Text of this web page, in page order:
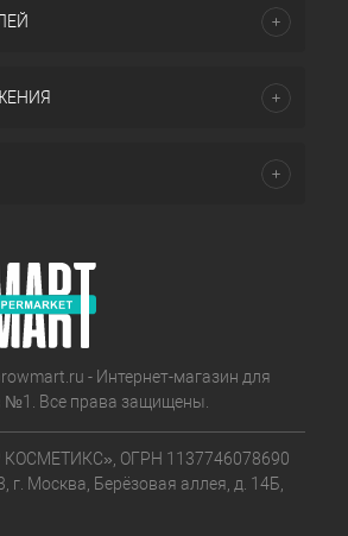
- Интернет-магазин для
№1. Все права защищены.
ОГРН 1137746078690
г. Москва, Берёзовая аллея, д. 14Б,